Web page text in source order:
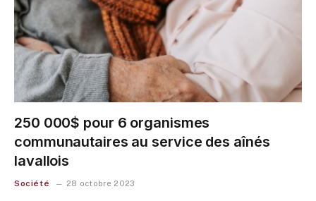
250 000$ pour 6 organismes
communautaires au service des aînés
lavallois
Société 28 octobre 2023